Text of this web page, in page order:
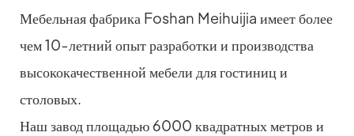
Мебельная фабрика Foshan Meihuijia имеет более
чем 10-летний опыт разработки и производства
высококачественной мебели для гостиниц и
столовых.
Наш завод площадью 6000 квадратных метров и